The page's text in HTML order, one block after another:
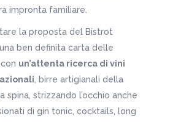
impronta familiare.
la proposta del Bistrot
ben definita carta delle
un’attenta ricerca di vini
, birre artigianali della
spina, strizzando l’occhio anche
di gin tonic, cocktails, long